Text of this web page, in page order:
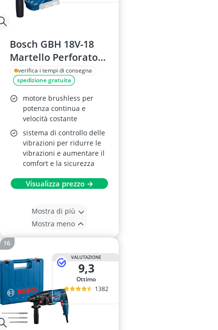
Bosch GBH 18V-18
Martello Perforatore
a Batteria
verifica i tempi di consegna
spedizione gratuita
motore brushless per
potenza continua e
velocità costante
sistema di controllo delle
vibrazioni per ridurre le
vibrazioni e aumentare il
comfort e la sicurezza
Visualizza prezzo →
Mostra di più
Mostra meno
VALUTAZIONE
9,3
Ottimo
1382